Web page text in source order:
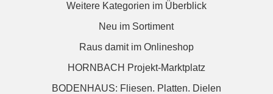
Weitere Kategorien im Überblick
Neu im Sortiment
Raus damit im Onlineshop
HORNBACH Projekt-Marktplatz
BODENHAUS: Fliesen. Platten. Dielen